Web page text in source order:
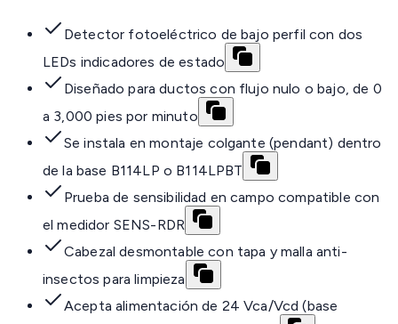
Detector fotoeléctrico de bajo perfil con dos
LEDs indicadores de estado
Diseñado para ductos con flujo nulo o bajo, de 0
a 3,000 pies por minuto
Se instala en montaje colgante (pendant) dentro
de la base B114LP o B114LPBT
Prueba de sensibilidad en campo compatible con
el medidor SENS-RDR
Cabezal desmontable con tapa y malla anti-
insectos para limpieza
Acepta alimentación de 24 Vca/Vcd (base